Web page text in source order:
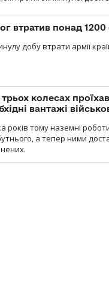
втратив понад
добу втрати армії
колесах
вантажі
років тому наземні
а тепер ними